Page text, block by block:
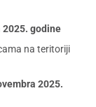
2025. godine
na teritoriji
2025.